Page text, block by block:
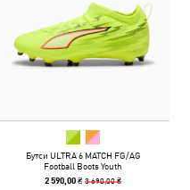
Бутси ULTRA 6 MATCH FG/AG
Football Boots Youth
2 590,00 ₴3 690,00 ₴